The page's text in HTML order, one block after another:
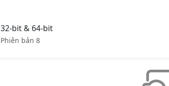
32-bit & 64-bit
Phiên bản 8